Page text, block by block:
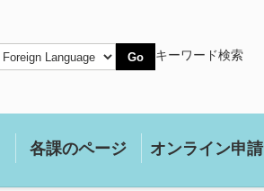
Go キーワード検索
各課のページ オンライン申請